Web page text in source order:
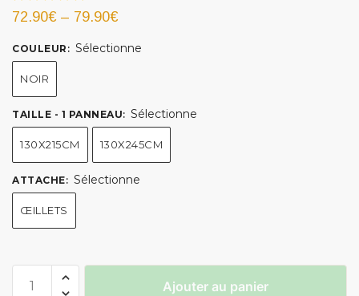
72.90€ – 79.90€
COULEUR : Sélectionne
NOIR
TAILLE - 1 PANNEAU: Sélectionne
130X215CM 130X245CM
ATTACHE: Sélectionne
ŒILLETS
Ajouter au panier